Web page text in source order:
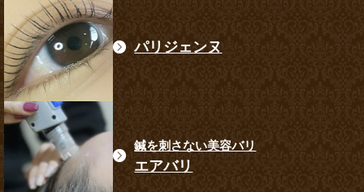
パリジェンヌ
鍼を刺さない美容バリ
エアバリ